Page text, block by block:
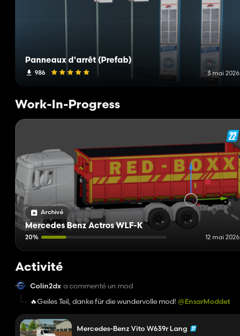
Panneaux d'arrêt (Prefab)
986 3 mai 2026
Work-In-Progress
Archivé
Mercedes Benz Actros WLF-K
20% 12 mai 2026
Activité
Colin2dx a commenté un mod
🔥Geiles Teil, danke für die wundervolle mod! @EnsarModdet
Mercedes-Benz Vito W639r Lang